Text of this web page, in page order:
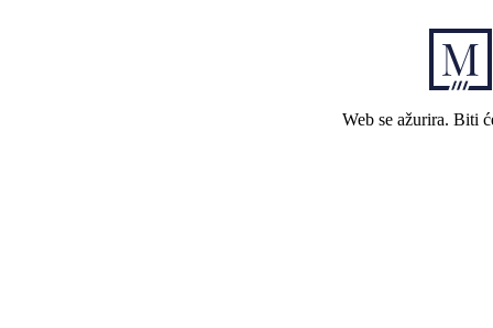
Web se ažurira. Biti